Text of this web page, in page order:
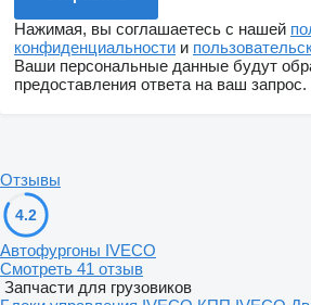
Нажимая, вы соглашаетесь с нашей
конфиденциальности и
Ваши персональные данные будут
предоставления ответа на ваш запрос.
Отзывы
4.2
Автофургоны IVECO
Смотреть 41 отзыв
Запчасти для грузовиков